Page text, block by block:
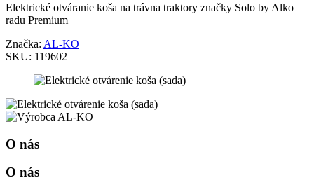
Elektrické otváranie koša na trávna traktory značky Solo by Alko
radu Premium
Značka: AL-KO
SKU: 119602
O nás
O nás